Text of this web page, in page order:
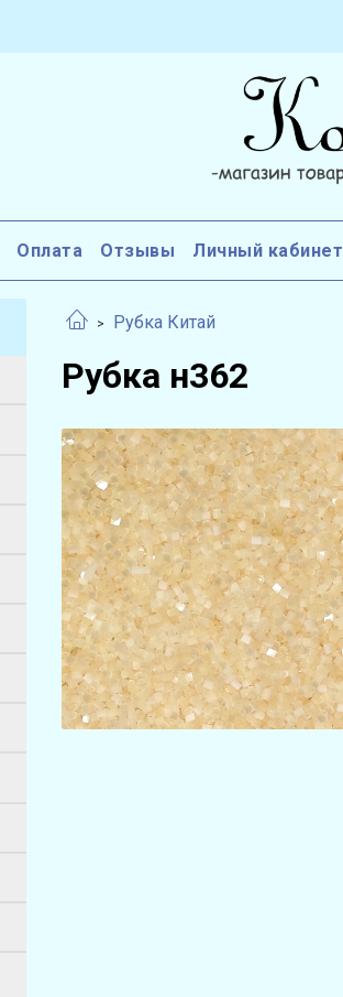
Оплата Отзывы Личный кабинет
Рубка Китай
Рубка н362